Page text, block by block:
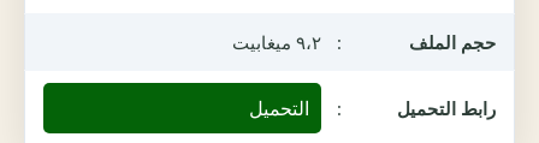
حجم الملف : ٩،٢ ميغابيت
رابط التحميل : التحميل